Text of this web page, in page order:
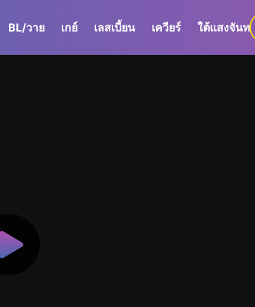
BL/วาย เกย์ เลสเบี้ยน เควียร์ ใต้แสงจันทร์